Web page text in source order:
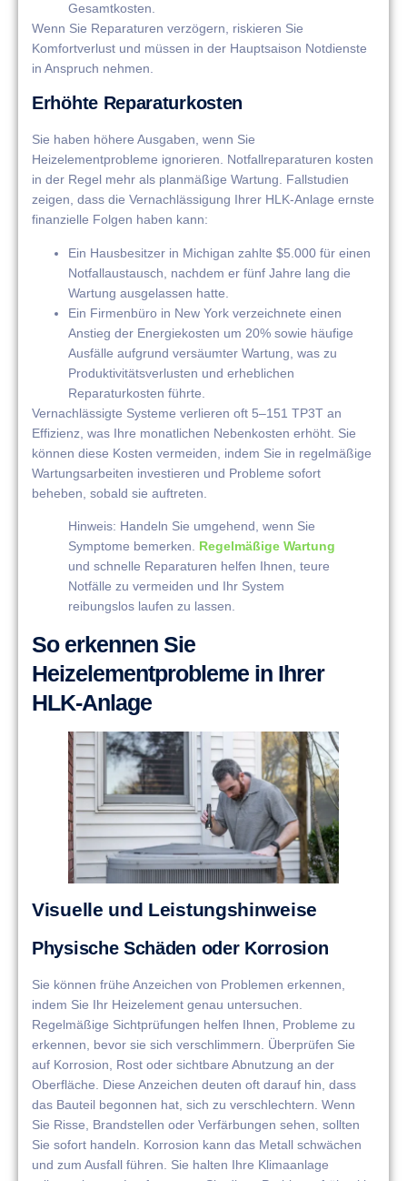
Gesamtkosten.
Wenn Sie Reparaturen verzögern, riskieren Sie
Komfortverlust und müssen in der Hauptsaison Notdienste
in Anspruch nehmen.
Erhöhte Reparaturkosten
Sie haben höhere Ausgaben, wenn Sie
Heizelementprobleme ignorieren. Notfallreparaturen kosten
in der Regel mehr als planmäßige Wartung. Fallstudien
zeigen, dass die Vernachlässigung Ihrer HLK-Anlage ernste
finanzielle Folgen haben kann:
Ein Hausbesitzer in Michigan zahlte $5.000 für einen
Notfallaustausch, nachdem er fünf Jahre lang die
Wartung ausgelassen hatte.
Ein Firmenbüro in New York verzeichnete einen
Anstieg der Energiekosten um 20% sowie häufige
Ausfälle aufgrund versäumter Wartung, was zu
Produktivitätsverlusten und erheblichen
Reparaturkosten führte.
Vernachlässigte Systeme verlieren oft 5–151 TP3T an
Effizienz, was Ihre monatlichen Nebenkosten erhöht. Sie
können diese Kosten vermeiden, indem Sie in regelmäßige
Wartungsarbeiten investieren und Probleme sofort
beheben, sobald sie auftreten.
Hinweis: Handeln Sie umgehend, wenn Sie
Symptome bemerken. Regelmäßige Wartung
und schnelle Reparaturen helfen Ihnen, teure
Notfälle zu vermeiden und Ihr System
reibungslos laufen zu lassen.
So erkennen Sie
Heizelementprobleme in Ihrer
HLK-Anlage
Visuelle und Leistungshinweise
Physische Schäden oder Korrosion
Sie können frühe Anzeichen von Problemen erkennen,
indem Sie Ihr Heizelement genau untersuchen.
Regelmäßige Sichtprüfungen helfen Ihnen, Probleme zu
erkennen, bevor sie sich verschlimmern. Überprüfen Sie
auf Korrosion, Rost oder sichtbare Abnutzung an der
Oberfläche. Diese Anzeichen deuten oft darauf hin, dass
das Bauteil begonnen hat, sich zu verschlechtern. Wenn
Sie Risse, Brandstellen oder Verfärbungen sehen, sollten
Sie sofort handeln. Korrosion kann das Metall schwächen
und zum Ausfall führen. Sie halten Ihre Klimaanlage